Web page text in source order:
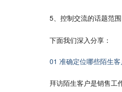
5、控制交流的话题范
下面我们深入分享：
01 准确定位哪些陌生
拜访陌生客户是销售工